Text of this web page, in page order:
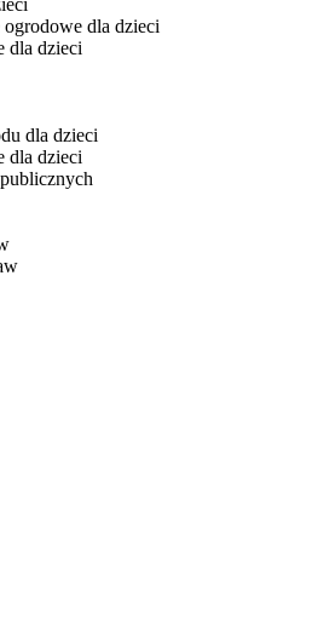
dla dzieci
dla dzieci
dla dzieci
dla dzieci